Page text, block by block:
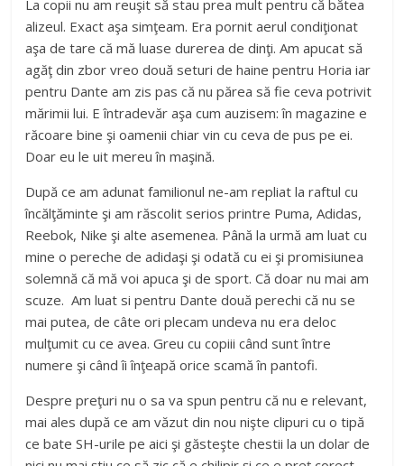
La copii nu am reuşit să stau prea mult pentru că bătea
alizeul. Exact aşa simţeam. Era pornit aerul condiţionat
aşa de tare că mă luase durerea de dinţi. Am apucat să
agăţ din zbor vreo două seturi de haine pentru Horia iar
pentru Dante am zis pas că nu părea să fie ceva potrivit
mărimii lui. E întradevăr aşa cum auzisem: în magazine e
răcoare bine şi oamenii chiar vin cu ceva de pus pe ei.
Doar eu le uit mereu în maşină.
După ce am adunat familionul ne-am repliat la raftul cu
încălţăminte şi am răscolit serios printre Puma, Adidas,
Reebok, Nike şi alte asemenea. Până la urmă am luat cu
mine o pereche de adidaşi şi odată cu ei şi promisiunea
solemnă că mă voi apuca şi de sport. Că doar nu mai am
scuze. Am luat si pentru Dante două perechi că nu se
mai putea, de câte ori plecam undeva nu era deloc
mulţumit cu ce avea. Greu cu copiii când sunt între
numere şi când îi înţeapă orice scamă în pantofi.
Despre preţuri nu o sa va spun pentru că nu e relevant,
mai ales după ce am văzut din nou nişte clipuri cu o tipă
ce bate SH-urile pe aici şi găsteşte chestii la un dolar de